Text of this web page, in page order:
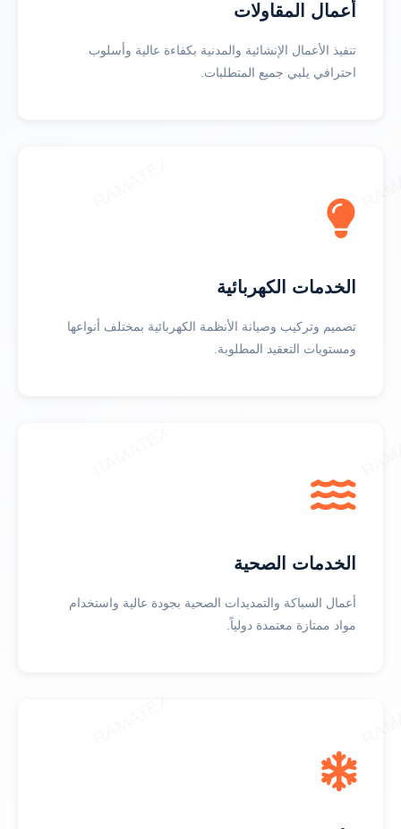
أعمال المقاولات
تنفيذ الأعمال الإنشائية والمدنية بكفاءة عالية وأسلوب
احترافي يلبي جميع المتطلبات.
الخدمات الكهربائية
تصميم وتركيب وصيانة الأنظمة الكهربائية بمختلف أنواعها
ومستويات التعقيد المطلوبة.
الخدمات الصحية
أعمال السباكة والتمديدات الصحية بجودة عالية واستخدام
مواد ممتازة معتمدة دولياً.